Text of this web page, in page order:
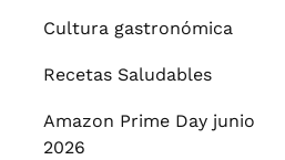
Cultura gastronómica
Recetas Saludables
Amazon Prime Day junio
2026